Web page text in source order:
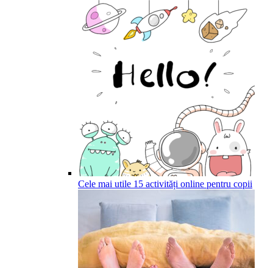
Cele mai utile 15 activități online pentru copii